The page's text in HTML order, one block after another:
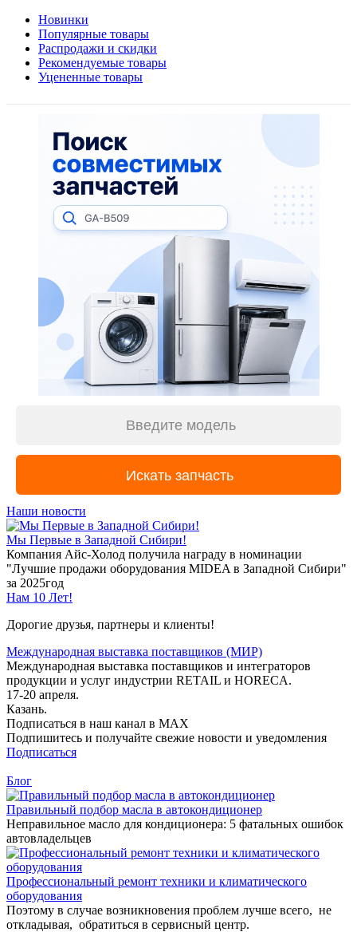
Новинки
Популярные товары
Распродажи и скидки
Рекомендуемые товары
Уцененные товары
Наши новости
Мы Первые в Западной Сибири!
Компания Айс-Холод получила награду в номинации
"Лучшие продажи оборудования MIDEA в Западной Сибири"
за 2025год
Нам 10 Лет!
Дорогие друзья, партнеры и клиенты!
Международная выставка поставщиков (МИР)
Международная выставка поставщиков и интеграторов
продукции и услуг индустрии RETAIL и HORECA.
17-20 апреля.
Казань.
Подписаться в наш канал в MAX
Подпишитесь и получайте свежие новости и уведомления
Подписаться
Блог
Правильный подбор масла в автокондиционер
Неправильное масло для кондиционера: 5 фатальных ошибок
автовладельцев
Профессиональный ремонт техники и климатического
оборудования
Поэтому в случае возникновения проблем лучше всего, не
откладывая, обратиться в сервисный центр.